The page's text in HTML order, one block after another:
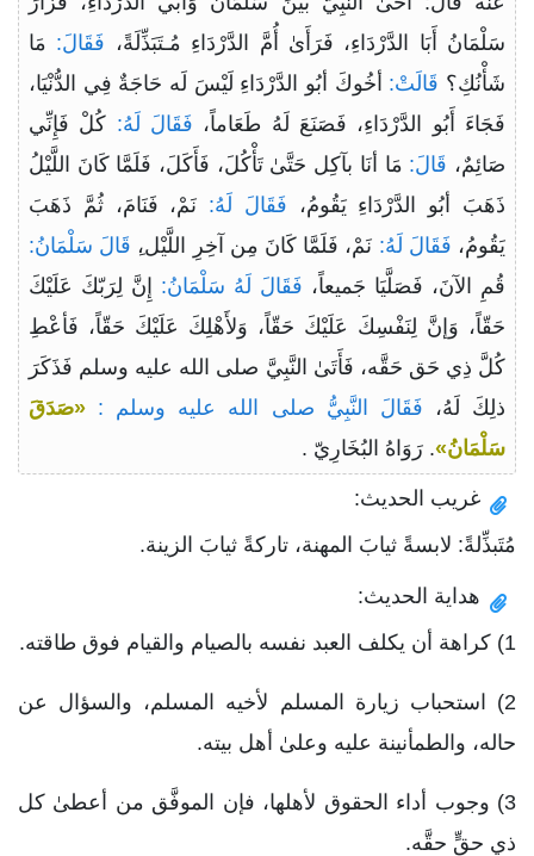
سَلْمَانُ أَبَا الدَّرْدَاءِ، فَرَأَىٰ أُمَّ الدَّرْدَاءِ مُـتَبَذِّلَةً، فَقَالَ: مَا
شَأْنُكِ؟ قَالَتْ: أخُوكَ أبُو الدَّرْدَاءِ لَيْسَ لَه حَاجَةٌ فِي الدُّنْيَا،
فَجَاءَ أَبُو الدَّرْدَاءِ، فَصَنَعَ لَهُ طَعَاماً، فَقَالَ لَهُ: كُلْ فَإِنِّي
صَائِمٌ، قَالَ: مَا أنَا بآكِل حَتَّىٰ تَأْكُلَ، فَأَكَلَ، فَلَمَّا كَانَ اللَّيْلُ
ذَهَبَ أبُو الدَّرْدَاءِ يَقُومُ،
فَقَالَ لَهُ: نَمْ، فَنَامَ، ثُمَّ ذَهَبَ
يَقُومُ، فَقَالَ لَهُ: نَمْ، فَلَمَّا كَانَ مِن آخِرِ اللَّيْل، ِ قَالَ سَلْمَانُ:
قُمِ الآنَ، فَصَلَّيَا جَميعاً، فَقَالَ لَهُ سَلْمَانُ: إِنَّ لِرَبّكَ عَلَيْكَ
حَقّاً، وَإنَّ لِنَفْسِكَ عَلَيْكَ حَقّاً، وَلأَهْلِكَ عَلَيْكَ حَقّاً، فَأعْطِ
كُلَّ ذِي حَق حَقَّه، فَأَتَىٰ النَّبِيَّ صلى الله عليه وسلم فَذَكَرَ
ذلِكَ لَهُ،
فَقَالَ النَّبِيُّ صلى الله عليه وسلم : «صَدَقَ
سَلْمَانُ». رَوَاهُ البُخَارِيّ .
غريب الحديث:
مُتَبذِّلةً: لابسةً ثيابَ المهنة، تاركةً ثيابَ الزينة.
هداية الحديث:
1) كراهة أن يكلف العبد نفسه بالصيام والقيام فوق طاقته.
2) استحباب زيارة المسلم لأخيه المسلم، والسؤال عن
حاله، والطمأنينة عليه وعلىٰ أهل بيته.
3) وجوب أداء الحقوق لأهلها، فإن الموفَّق من أعطىٰ كل
ذي حقٍّ حقَّه.